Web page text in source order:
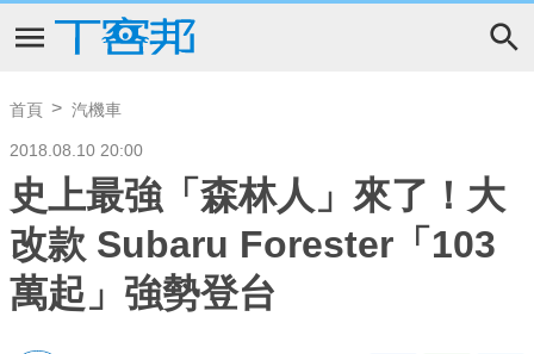
首頁 汽機車
2018.08.10 20:00
史上最強「森林人」來了！大
改款 Subaru Forester「103
萬起」強勢登台